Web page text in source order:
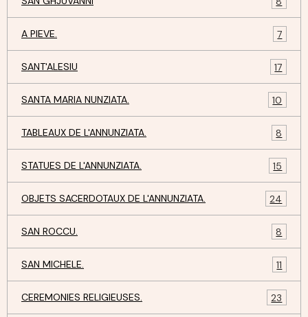
A PIEVE. 7
SANT'ALESIU 17
SANTA MARIA NUNZIATA. 10
TABLEAUX DE L'ANNUNZIATA. 8
STATUES DE L'ANNUNZIATA. 15
OBJETS SACERDOTAUX DE L'ANNUNZIATA. 24
SAN ROCCU. 8
SAN MICHELE. 11
CEREMONIES RELIGIEUSES. 23